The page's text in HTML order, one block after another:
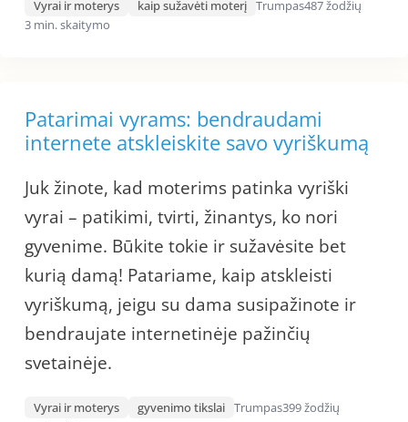
Vyrai ir moterys kaip sužavėti moterį Trumpas487 žodžių
3 min. skaitymo
Patarimai vyrams: bendraudami
internete atskleiskite savo vyriškumą
Juk žinote, kad moterims patinka vyriški
vyrai – patikimi, tvirti, žinantys, ko nori
gyvenime. Būkite tokie ir sužavėsite bet
kurią damą! Patariame, kaip atskleisti
vyriškumą, jeigu su dama susipažinote ir
bendraujate internetinėje pažinčių
svetainėje.
Vyrai ir moterys gyvenimo tikslai Trumpas399 žodžių